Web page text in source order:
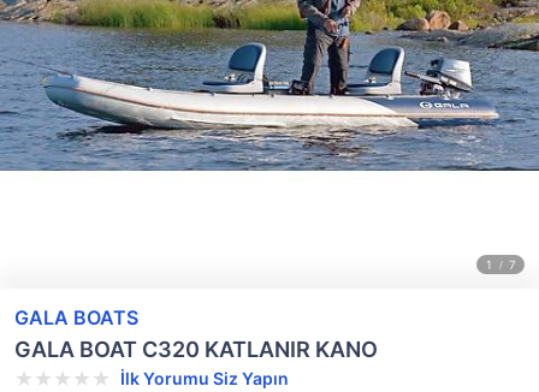
GALA BOATS
GALA BOAT C320 KATLANIR KANO
İlk Yorumu Siz Yapın